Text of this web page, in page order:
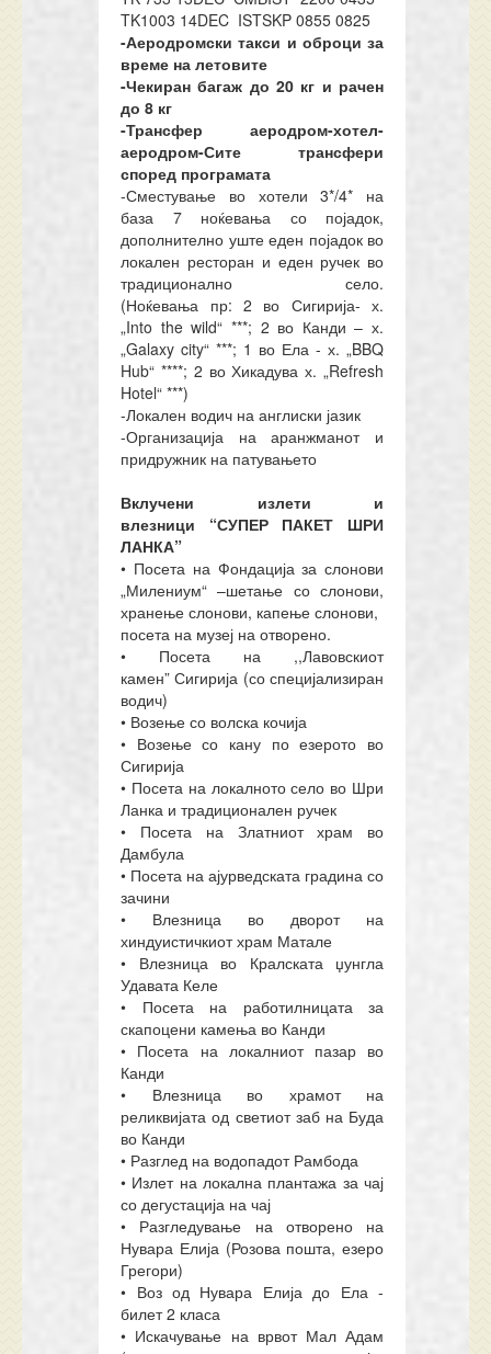
TK1003 14DEC ISTSKP 0855 0825
-Аеродромски такси и оброци за
време на летовите
-Чекиран багаж до 20 кг и рачен
до 8 кг
-Трансфер аеродром-хотел-
аеродром-Сите трансфери
според програмата
-Сместување во хотели 3*/4* на
база 7 ноќевања со појадок,
дополнително уште еден појадок во
локален ресторан и еден ручек во
традиционално село.
(Ноќевања
пр: 2 во Сигирија- х.
„Into the wild“ ***; 2 во Канди – х.
„Galaxy city“ ***; 1 во Ела - х. „BBQ
Hub“ ****; 2 во Хикадува х. „Refresh
Hotel“ ***)
-Локален водич на англиски јазик
-Организација на аранжманот и
придружник на патувањето
Вклучени излети и
влезници “СУПЕР ПАКЕТ ШРИ
ЛАНКА”
• Посета на Фондација за слонови
„Милениум“ –шетање со слонови,
хранење слонови, капење слонови,
посета на музеј на отворено.
• Посета на ,,Лавовскиот
камен” Сигирија (со специјализиран
водич)
• Возење со волска кочија
• Возење со кану по езерото во
Сигирија
• Посета на локалното село во Шри
Ланка и традиционален ручек
• Посета на Златниот храм во
Дамбула
• Посета на ајурведската градина со
зачини
• Влезница во дворот на
хиндуистичкиот храм Матале
• Влезница во Кралската џунгла
Удавата Келе
• Посета на работилницата за
скапоцени камења во Канди
• Посета на локалниот пазар во
Канди
• Влезница во храмот на
реликвијата од светиот заб на Буда
во Канди
• Разглед на водопадот Рамбода
• Излет на локална плантажа за чај
со дегустација на чај
• Разгледување на отворено на
Нувара Елија (Розова пошта, езеро
Грегори)
• Воз од Нувара Елија до Ела -
билет 2 класа
• Искачување на врвот Мал Адам